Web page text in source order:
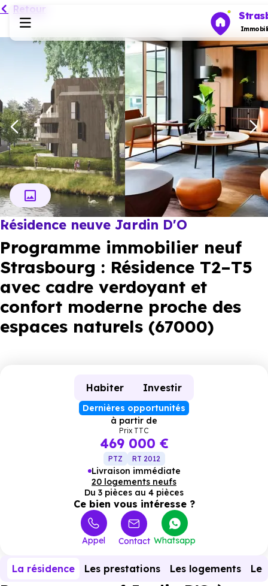
Programmes neufs
Habiter
Investir
Actualités
Ressources
Financer
Retour
Résidence neuve Jardin D'O
Programme immobilier neuf
Strasbourg : Résidence T2–T5
avec cadre verdoyant et
confort moderne proche des
espaces naturels (67000)
Habiter Investir
Dernières opportunités
à partir de
Prix TTC
469 000 €
PTZ RT 2012
Livraison immédiate
20 logements neufs
Du 3 pièces au 4 pièces
Ce bien vous intéresse ?
Appel Contact Whatsapp
La résidence Les prestations Les logements Le